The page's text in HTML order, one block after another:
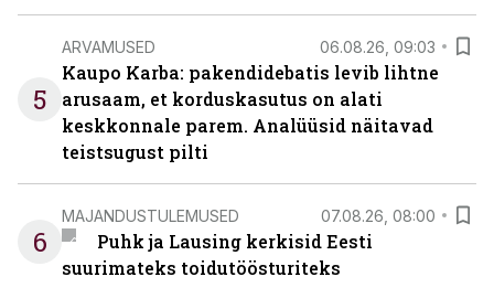
5
ARVAMUSED 06.08.26, 09:03
Kaupo Karba: pakendidebatis levib lihtne
arusaam, et korduskasutus on alati
keskkonnale parem. Analüüsid näitavad
teistsugust pilti
6
MAJANDUSTULEMUSED 07.08.26, 08:00
Puhk ja Lausing kerkisid Eesti
suurimateks toidutöösturiteks